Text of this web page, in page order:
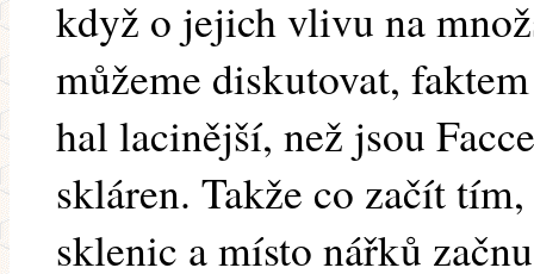
když o jejich vlivu na
můžeme diskutovat,
hal lacinější, než jsou
skláren. Takže co začít
sklenic a místo nářků